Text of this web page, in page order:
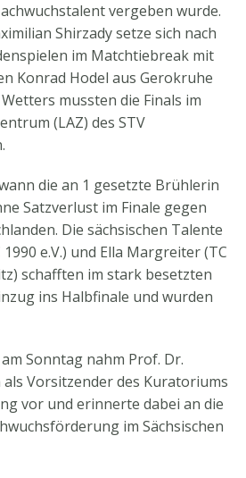
vergeben wurde.
Shirzady setze sich nach
im Matchtiebreak mit
Konrad Hodel aus Gerokruhe
mussten die Finals im
(LAZ) des STV
die an 1 gesetzte Brühlerin
Satzverlust im Finale gegen
Die sächsischen Talente
e.V.) und Ella Margreiter (TC
schafften im stark besetzten
ins Halbfinale und wurden
Sonntag nahm Prof. Dr.
Vorsitzender des Kuratoriums
vor und erinnerte dabei an die
im Sächsischen